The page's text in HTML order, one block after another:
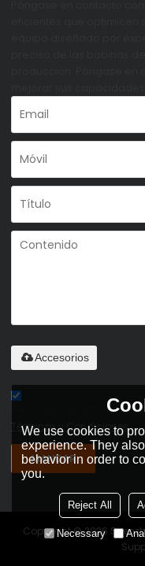
Accesorios
He leido y acepto los
Términos y Condiciones
MANDAR
Copyright © 2026
We use cookies to
experience. They
behavior in order to
you.
Reject All
Necessary